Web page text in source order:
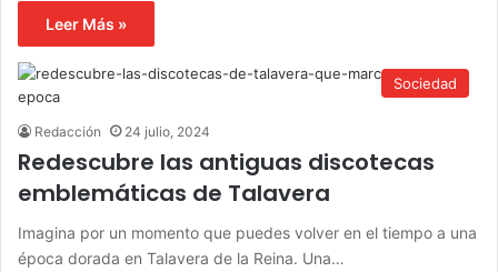
Leer Más »
Sociedad
Redacción 24 julio, 2024
Redescubre las antiguas discotecas
emblemáticas de Talavera
Imagina por un momento que puedes volver en el tiempo a una
época dorada en Talavera de la Reina. Una…